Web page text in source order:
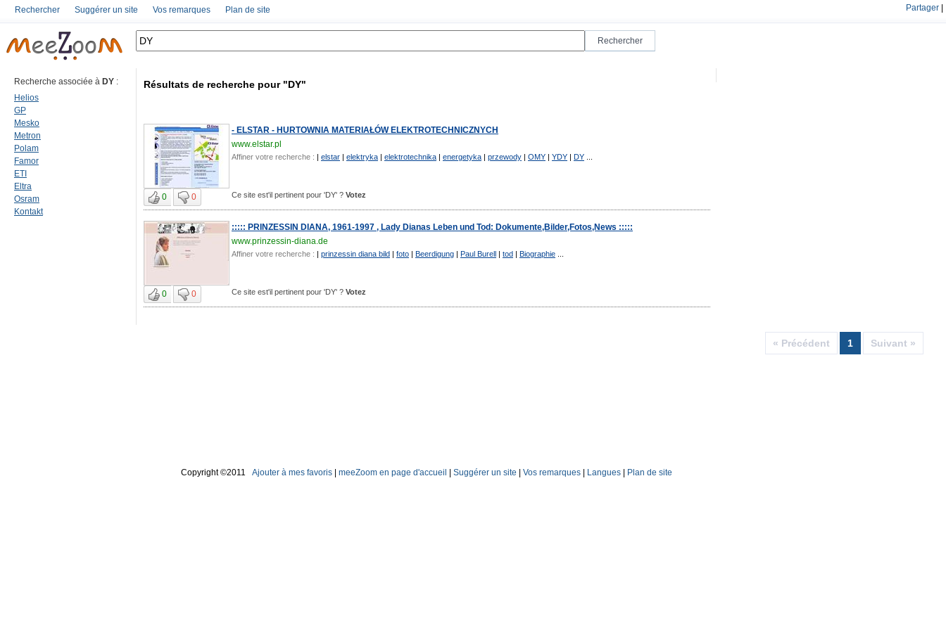
Rechercher Suggérer un site Vos remarques Plan de site Partager
Recherche associée à DY :
Helios
GP
Mesko
Metron
Polam
Famor
ETI
Eltra
Osram
Kontakt
Résultats de recherche pour "DY"
- ELSTAR - HURTOWNIA MATERIAŁÓW ELEKTROTECHNICZNYCH
www.elstar.pl
Affiner votre recherche : | elstar | elektryka | elektrotechnika | energetyka | przewody | OMY | YDY | DY
0 0 Ce site est'il pertinent pour 'DY' ? Votez
::::: PRINZESSIN DIANA, 1961-1997 , Lady Dianas Leben und Tod: Dokumente,Bilder,Fotos,News :::::
www.prinzessin-diana.de
Affiner votre recherche : | prinzessin diana bild | foto | Beerdigung | Paul Burell | tod | Biographie
0 0 Ce site est'il pertinent pour 'DY' ? Votez
Suivant »
1
« Précédent
Copyright ©2011 Ajouter à mes favoris meeZoom en page d'accueil Suggérer un site Vos remarques Langues Plan de site